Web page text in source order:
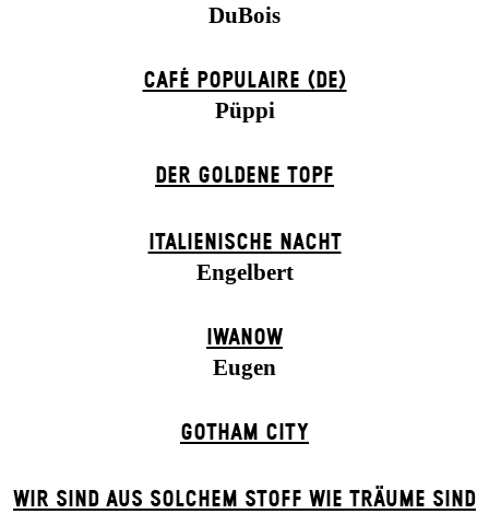
DuBois
CAFÉ POPULAIRE (DE)
Püppi
DER GOLDENE TOPF
ITALIENISCHE NACHT
Engelbert
IWANOW
Eugen
GOTHAM CITY
WIR SIND AUS SOLCHEM STOFF WIE TRÄUME SIND